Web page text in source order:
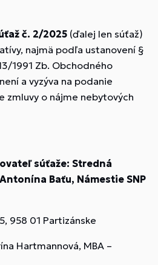
č. 2/2025 (ďalej len súťaž)
najmä podľa ustanovení §
1991 Zb. Obchodného
a vyzýva na podanie
zmluvy o nájme nebytových
súťaže: Stredná
Baťu, Námestie SNP
958 01 Partizánske
Hartmannová, MBA –